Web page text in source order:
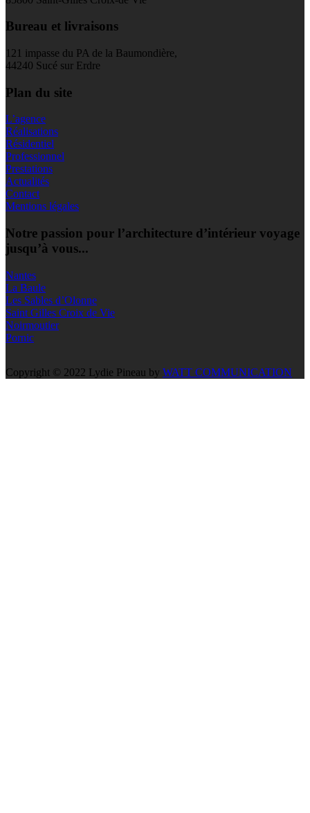
Bureau et livraisons
121 impasse du PA de la Baumondière,
44240 Sucé sur Erdre
Plan du site
L’agence
Réalisations
Résidentiel
Professionnel
Prestations
Actualités
Contact
Mentions légales
Notre passion pour l’architecture d’intérieur voyage
jusqu’à vous...
Nantes
La Baule
Les Sables d’Olonne
Saint Gilles Croix de Vie
Noirmoutier
Pornic
Copyright © 2022 Lydie Pineau by WATT COMMUNICATION